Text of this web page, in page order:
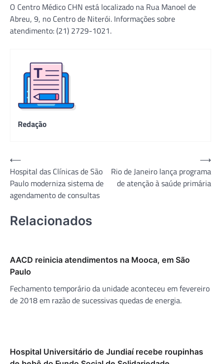
O Centro Médico CHN está localizado na Rua Manoel de
Abreu, 9, no Centro de Niterói. Informações sobre
atendimento: (21) 2729-1021.
Redação
Navegação
de
Post
⟵
Hospital das Clínicas de São
Paulo moderniza sistema de
agendamento de consultas
Rio de Janeiro lança programa
de atenção à saúde primária
⟶
Relacionados
AACD reinicia atendimentos na Mooca, em São
Paulo
Fechamento temporário da unidade aconteceu em fevereiro
de 2018 em razão de sucessivas quedas de energia.
Hospital Universitário de Jundiaí recebe roupinhas